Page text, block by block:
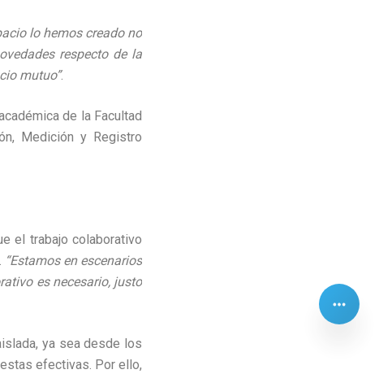
lo hemos creado no
respecto de la
mutuo”.
de la Facultad
Medición y Registro
el trabajo colaborativo
“Estamos en escenarios
es necesario, justo
ya sea desde los
efectivas. Por ello,